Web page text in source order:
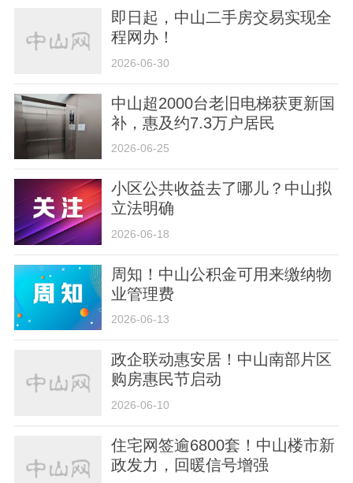
即日起，中山二手房交易实现全
程网办！
2026-06-30
中山超2000台老旧电梯获更新国
补，惠及约7.3万户居民
2026-06-25
小区公共收益去了哪儿？中山拟
立法明确
2026-06-18
周知！中山公积金可用来缴纳物
业管理费
2026-06-13
政企联动惠安居！中山南部片区
购房惠民节启动
2026-06-10
住宅网签逾6800套！中山楼市新
政发力，回暖信号增强